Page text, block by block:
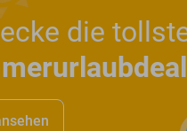
die